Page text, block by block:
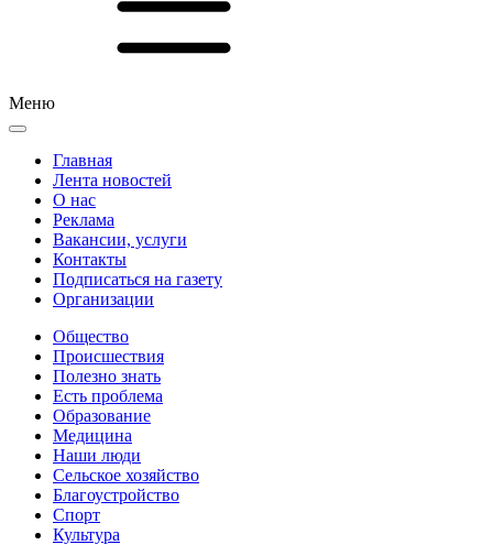
Меню
Главная
Лента новостей
О нас
Реклама
Вакансии, услуги
Контакты
Подписаться на газету
Организации
Общество
Происшествия
Полезно знать
Есть проблема
Образование
Медицина
Наши люди
Сельское хозяйство
Благоустройство
Спорт
Культура